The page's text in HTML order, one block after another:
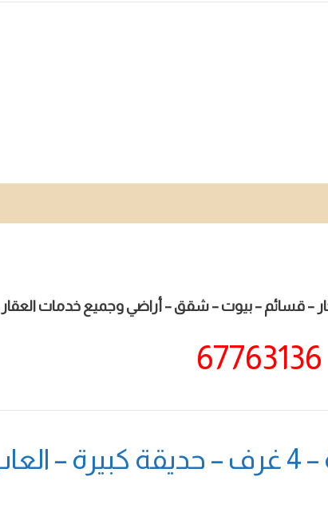
– قسائم – بيوت – شقق – أراضي وجميع خدمات العقار
67763136